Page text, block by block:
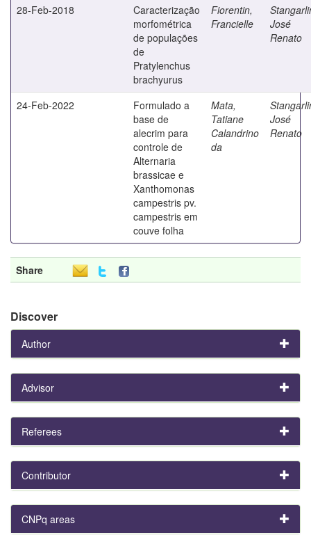
28-Feb-2018
Caracterização
morfométrica
de populações
de
Pratylenchus
brachyurus
Fiorentin,
Francielle
José
Renato
24-Feb-2022
Formulado a
base de
alecrim para
controle de
Alternaria
brassicae e
Xanthomonas
campestris pv.
campestris em
couve folha
Mata,
Tatiane
Calandrino
da
José
Renato
Share
Discover
Author
Advisor
Referees
Contributor
CNPq areas